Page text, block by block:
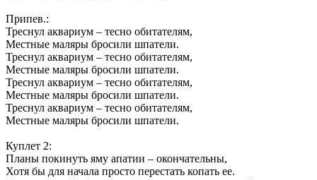
Припев.:
Треснул аквариум – тесно обитателям,
Местные маляры бросили шпатели.
Треснул аквариум – тесно обитателям,
Местные маляры бросили шпатели.
Треснул аквариум – тесно обитателям,
Местные маляры бросили шпатели.
Треснул аквариум – тесно обитателям,
Местные маляры бросили шпатели.
Куплет 2:
Планы покинуть яму апатии – окончательны,
Хотя бы для начала просто перестать копать ее.